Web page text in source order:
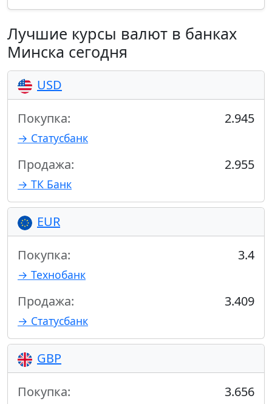
Лучшие курсы валют в банках
Минска сегодня
USD
Покупка: 2.945
→ Статусбанк
Продажа: 2.955
→ ТК Банк
EUR
Покупка: 3.4
→ Технобанк
Продажа: 3.409
→ Статусбанк
GBP
Покупка: 3.656